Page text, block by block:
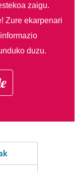
zaigu.
Zure ekarpenari
duzu.